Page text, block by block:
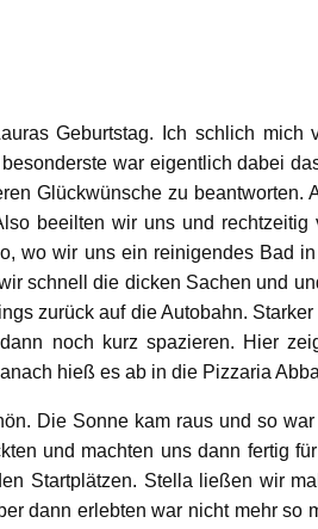
Geburtstag. Ich schlich
war eigentlich dabei
Glückwünsche zu
beeilten wir uns und
wo wir uns ein reinigendes Bad
schnell die dicken Sachen und
zurück auf die Autobahn.
noch kurz spazieren. Hier
hieß es ab in die Pizzaria
Die Sonne kam raus und so
und machten uns dann fertig
Startplätzen. Stella ließen wir
dann erlebten war nicht mehr